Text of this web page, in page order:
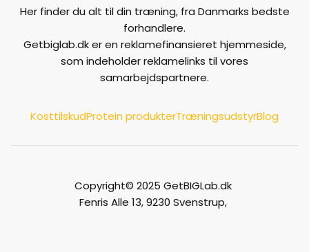
Her finder du alt til din træning, fra Danmarks bedste
forhandlere.
Getbiglab.dk er en reklamefinansieret hjemmeside,
som indeholder reklamelinks til vores
samarbejdspartnere.
KosttilskudProtein produkterTræningsudstyrBlog
Copyright© 2025 GetBIGLab.dk
Fenris Alle 13, 9230 Svenstrup,